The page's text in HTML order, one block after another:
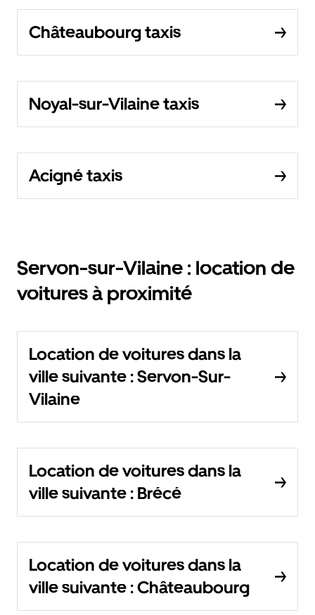
Châteaubourg taxis
Noyal-sur-Vilaine taxis
Acigné taxis
Servon-sur-Vilaine : location de
voitures à proximité
Location de voitures dans la
ville suivante : Servon-Sur-
Vilaine
Location de voitures dans la
ville suivante : Brécé
Location de voitures dans la
ville suivante : Châteaubourg